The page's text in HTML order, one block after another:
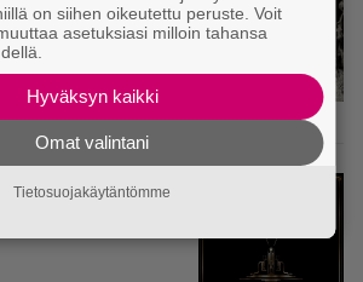
ei voi
odotuksia. Vai
& The
ei aina tiedä,
tehty vai ei
on siihen oikeutettu peruste. Voit
asetuksiasi milloin tahansa
Hyväksyn kaikki
Omat valintani
Tietosuojakäytäntömme